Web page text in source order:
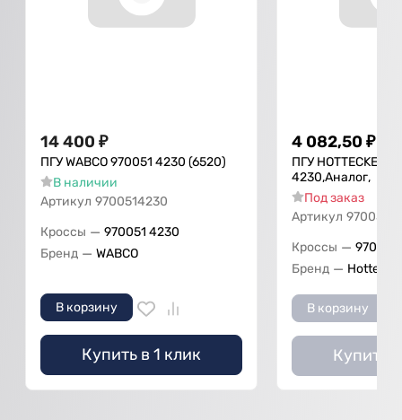
14 400 ₽
ПГУ WABCO 970051 4230 (6520)
В наличии
Артикул 9700514230
Кроссы — 970051 4230
Бренд — WABCO
В корзину
Купить в 1 клик
4 082,50 ₽
ПГУ HOTTECKE
4230,Аналог,
Под заказ
Артикул 970051
Кроссы — 970051
Бренд — Hottecke
В корзину
Купить